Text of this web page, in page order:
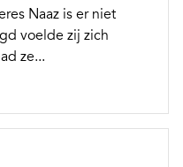
Naaz is er niet
voelde zij zich
ze...